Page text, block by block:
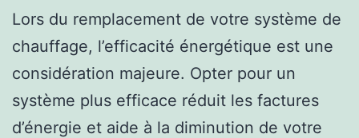
Lors du remplacement de votre système de
chauffage, l’efficacité énergétique est une
considération majeure. Opter pour un
système plus efficace réduit les factures
d’énergie et aide à la diminution de votre